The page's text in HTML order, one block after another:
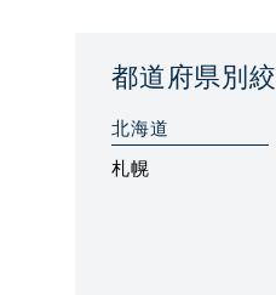
都道府県別
北海道
札幌